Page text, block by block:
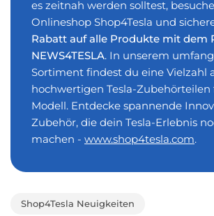
es zeitnah werden solltest,
Onlineshop Shop4Tesla und
Rabatt auf alle Produkte mit dem
NEWS4TESLA. In unserem
Sortiment findest du eine Vielzahl
hochwertigen Tesla-Zubehörteilen
Modell. Entdecke spannende
Zubehör, die dein Tesla-Erlebnis
machen -www.shop4tesla.com.
Shop4Tesla Neuigkeiten